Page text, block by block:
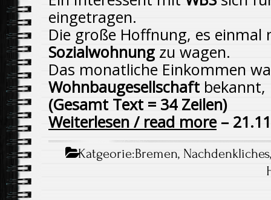
eingetragen.
Die große Hoffnung, es einmal
Sozialwohnung zu wagen.
Das monatliche Einkommen
Wohnbaugesellschaft bekannt,
(Gesamt Text = 34 Zeilen)
Weiterlesen / read more–
Katgeorie:Bremen, Nachdenkliches